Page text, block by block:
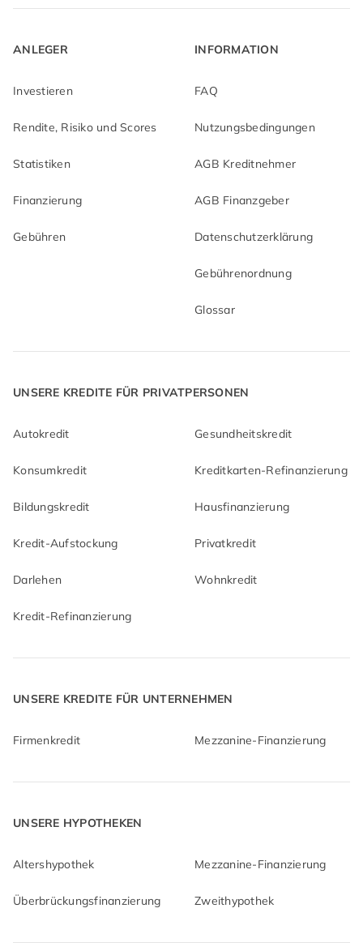
ANLEGER
Investieren
Rendite, Risiko und Scores
Statistiken
Finanzierung
Gebühren
INFORMATION
FAQ
Nutzungsbedingungen
AGB Kreditnehmer
AGB Finanzgeber
Datenschutzerklärung
Gebührenordnung
Glossar
UNSERE KREDITE FÜR PRIVATPERSONEN
Autokredit Gesundheitskredit
Konsumkredit Kreditkarten-Refinanzierung
Bildungskredit Hausfinanzierung
Kredit-Aufstockung Privatkredit
Darlehen Wohnkredit
Kredit-Refinanzierung
UNSERE KREDITE FÜR UNTERNEHMEN
Firmenkredit Mezzanine-Finanzierung
UNSERE HYPOTHEKEN
Altershypothek Mezzanine-Finanzierung
Überbrückungsfinanzierung Zweithypothek